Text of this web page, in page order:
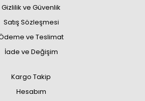
Gizlilik ve Güvenlik
Satış Sözleşmesi
ve Teslimat
İade ve Değişim
Kargo Takip
Hesabım